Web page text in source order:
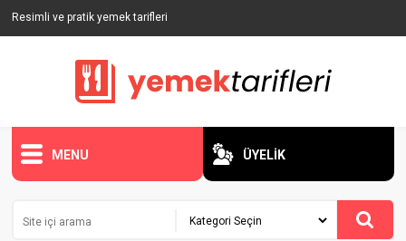
Resimli ve pratik yemek tarifleri
MENU ÜYELİK